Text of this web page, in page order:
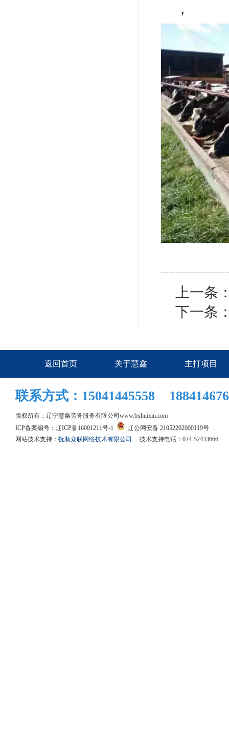
，
上一条
下一条
返回首页 关于慧鑫 主打项目
联系方式：15041445558
版权所有：辽宁慧鑫劳务服务有限公司www.bxhuixin.com
ICP备案编号： 辽ICP备16001211号-1
辽公网安备 21052202000119号
网站技术支持： 抚顺众联网络技术有限公司 技术支持电话：024-52433666